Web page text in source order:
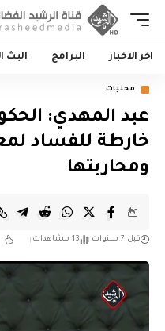
اخر الاخبار البرامج البث
محليات
عبد المهدي:
خارطة للفساد
ومحاربتها
قبل 7 سنوات 13 مشاهدات